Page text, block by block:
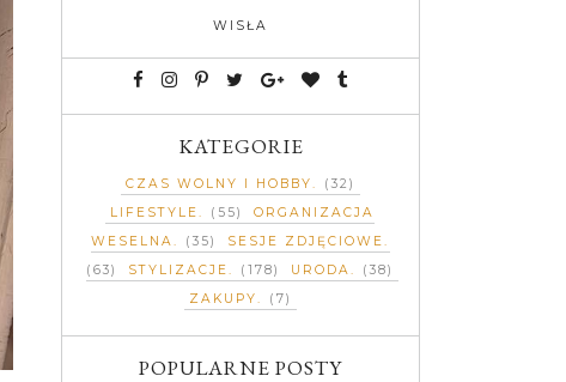
WISŁA
KATEGORIE
CZAS WOLNY I HOBBY
(32)
LIFESTYLE
(55)
ORGANIZACJA
WESELNA
(35)
SESJE ZDJĘCIOWE
(63)
STYLIZACJE (178) URODA
(38)
ZAKUPY
(7)
POPULARNE POSTY